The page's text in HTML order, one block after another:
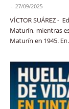
- 27/09/2025
VÍCTOR SUÁREZ -
Maturín, mientras
Maturín en 1945.